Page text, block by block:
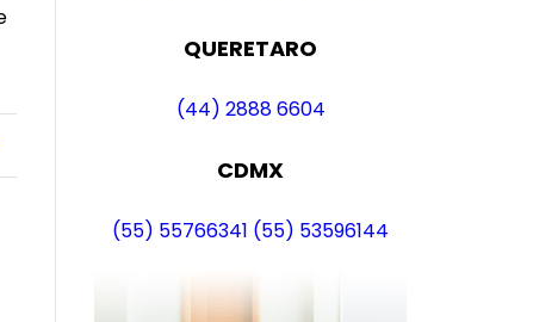
QUERETARO
(44) 2888 6604
CDMX
(55) 55766341 (55) 53596144